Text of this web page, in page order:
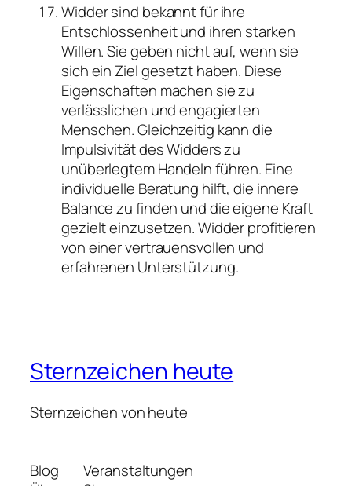
Widder sind bekannt für ihre
Entschlossenheit und ihren starken
Willen. Sie geben nicht auf, wenn sie
sich ein Ziel gesetzt haben. Diese
Eigenschaften machen sie zu
verlässlichen und engagierten
Menschen. Gleichzeitig kann die
Impulsivität des Widders zu
unüberlegtem Handeln führen. Eine
individuelle Beratung hilft, die innere
Balance zu finden und die eigene Kraft
gezielt einzusetzen. Widder profitieren
von einer vertrauensvollen und
erfahrenen Unterstützung.
Sternzeichen heute
Sternzeichen von heute
Blog
Veranstaltungen